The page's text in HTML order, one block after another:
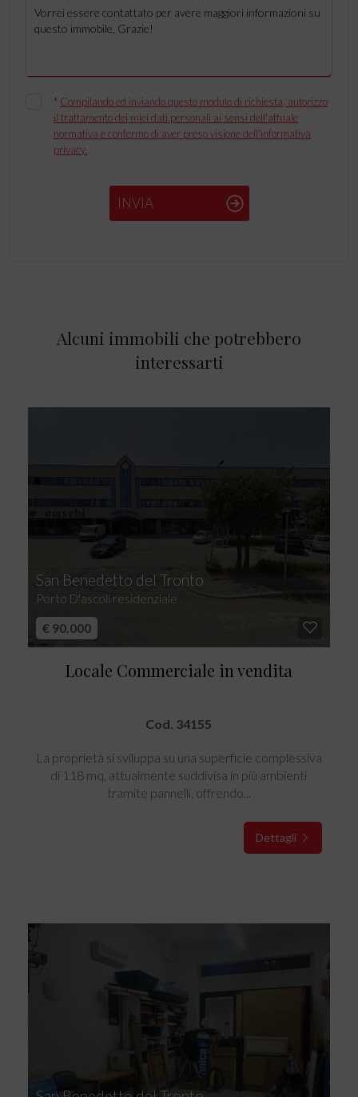
* Compilando ed inviando questo modulo di richiesta, autorizzo
il trattamento dei miei dati personali ai sensi dell'attuale
normativa e confermo di aver preso visione dell'informativa
privacy.
INVIA
Alcuni immobili che potrebbero
interessarti
San Benedetto del Tronto
Porto D'ascoli residenziale
€ 90.000
Locale Commerciale in vendita
Cod. 34155
La proprietà si sviluppa su una superficie complessiva
di 118 mq, attualmente suddivisa in più ambienti
tramite pannelli, offrendo...
Dettagli